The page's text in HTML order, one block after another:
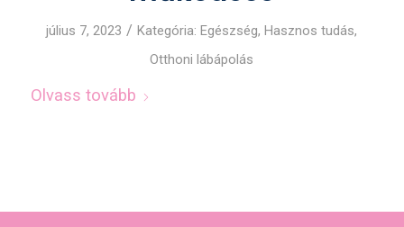
július 7, 2023 / Kategória:Egészség,Hasznos tudás,
Otthoni lábápolás
Olvass tovább